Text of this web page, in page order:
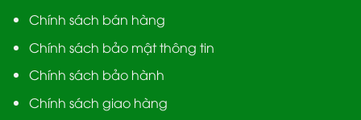
Chính sách bán hàng
Chính sách bảo mật thông tin
Chính sách bảo hành
Chính sách giao hàng